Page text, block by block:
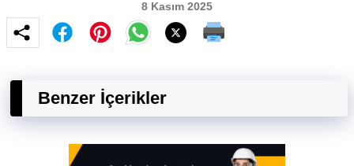
8 Kasım 2025
Benzer İçerikler